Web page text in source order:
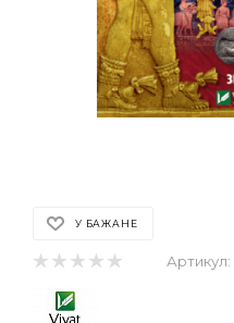
У БАЖАНЕ
Артикул: